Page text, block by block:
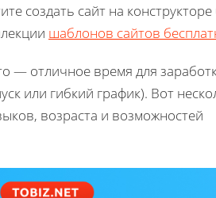
создать сайт на
шаблонов сайтов
— отличное время для
или гибкий график). Вот
возраста и возможностей